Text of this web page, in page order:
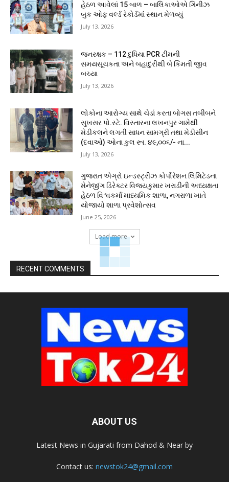
હેઠળ આવેલાં 15 બાળ – બાલિકાઓએ ગિનીઝ
બુક ઓફ વર્લ્ડ રેકોર્ડમાં સ્થાન મેળવ્યું
July 13, 2026
જનરક્ષક – 112 દુધિયા PCR ટીમની
સમયસૂચકતા અને બહાદુરીથી બે કિંમતી જીવ
બચ્યા
July 13, 2026
લોકોના આરોગ્ય સાથે ચેડાં કરતા બોગસ તબીબને
સુખસર પો.સ્ટે. વિસ્તારના લખનપુર ગામેથી
મેડીકલને લગતી સાધન સામગ્રી તથા મેડીસીન
(દવાઓ) ઓના કુલ રૂા. ૪૯,૦૦૬/- ના...
July 13, 2026
ગુજરાત એગ્રો ઇન્ડસ્ટ્રીઝ કોર્પોરેશન લિમિટેડના
મેનેજીંગ ડિરેક્ટર વિજયકુમાર ખરાડીની અધ્યક્ષતા
હેઠળ વિશ્વકર્મા માધ્યમિક શાળા, નગરાળા ખાતે
યોજાયો શાળા પ્રવેશોત્સવ
June 25, 2026
Load more
RECENT COMMENTS
ABOUT US
Latest News in Gujarati from Dahod & Near by
Contact us: newstok24@gmail.com